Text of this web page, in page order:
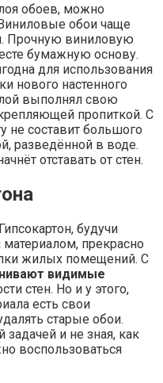
обоев, можно
обои чаще
Прочную виниловую
бумажную основу.
для использования
нового настенного
выполнял свою
пропиткой. С
не составит большого
разведённой в воде.
отставать от стен.
Гипсокартон, будучи
прекрасно
жилых помещений. С
видимые
стен. Но и у этого,
есть свои
старые обои.
и не зная, как
воспользоваться